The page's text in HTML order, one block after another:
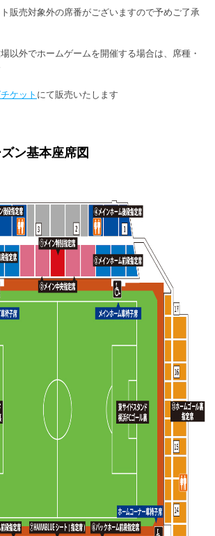
ガルズ
販売対象外の席番がございますので予めご了承
以外でホームゲームを開催する場合は、席種・
ケット にて販売いたします
ン基本座席図